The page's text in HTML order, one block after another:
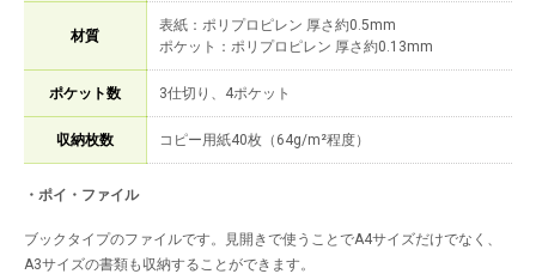
材質
表紙：ポリプロピレン 厚さ約0.5mm
ポケット：ポリプロピレン 厚さ約0.13mm
ポケット数 3仕切り、4ポケット
収納枚数 コピー用紙40枚（64g/m²程度）
・ポイ・ファイル
ブックタイプのファイルです。見開きで使うことでA4サイズだけでなく、
A3サイズの書類も収納することができます。